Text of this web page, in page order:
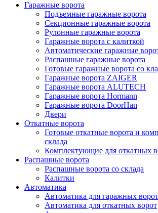
Гаражные ворота
Подъемные гаражные ворота
Секционные гаражные ворота
Рулонные гаражные ворота
Гаражные ворота с калиткой
Автоматические гаражные
Распашные гаражные ворота
Готовые гаражные ворота со
Гаражные ворота ZAIGER
Гаражные ворота ALUTECH
Гаражные ворота Hormann
Гаражные ворота DoorHan
Двери
Откатные ворота
Готовые откатные ворота и
склада
Комплектующие для откатных
Распашные ворота
Распашные ворота со склада
Калитки
Автоматика
Автоматика для гаражных ворот
Автоматика для откатных ворот